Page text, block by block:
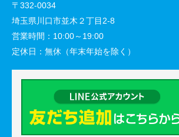
〒332-0034
埼玉県川口市並木２丁目2-8
営業時間： 10:00～19:00
定休日： 無休（年末年始を除く）